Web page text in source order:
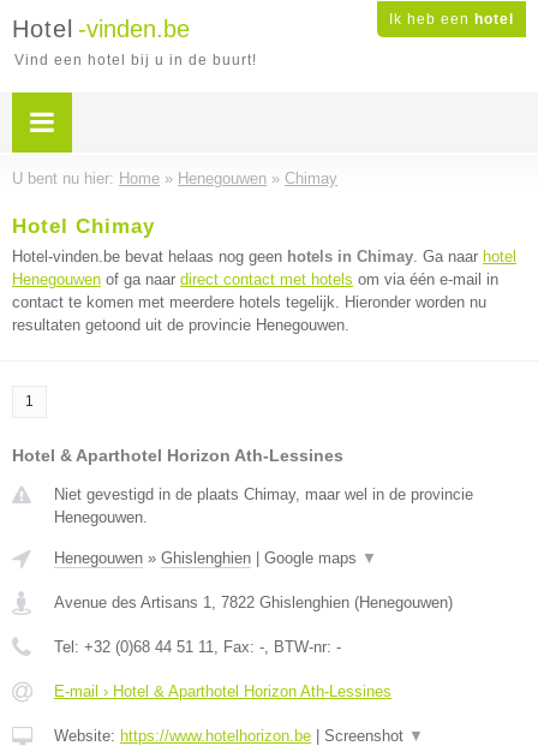
Ik heb een hotel
Hotel -vinden.be
Vind een hotel bij u in de buurt!
U bent nu hier: Home » Henegouwen » Chimay
Hotel Chimay
Hotel-vinden.be bevat helaas nog geen hotels in Chimay. Ga naar hotel
Henegouwen of ga naar direct contact met hotels om via één e-mail in
contact te komen met meerdere hotels tegelijk. Hieronder worden nu
resultaten getoond uit de provincie Henegouwen.
1
Hotel & Aparthotel Horizon Ath-Lessines
Niet gevestigd in de plaats Chimay, maar wel in de provincie
Henegouwen.
Henegouwen » Ghislenghien Google maps ▼
Avenue des Artisans 1, 7822 Ghislenghien (Henegouwen)
Tel: +32 (0)68 44 51 11, Fax: -, BTW-nr: -
E-mail › Hotel & Aparthotel Horizon Ath-Lessines
Website: https://www.hotelhorizon.be Screenshot ▼